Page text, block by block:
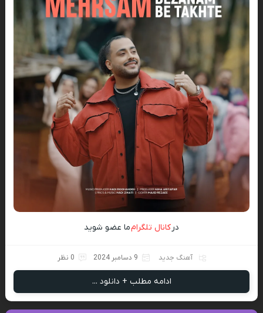
درکانال تلگرامما عضو شوید
آهنگ جدید 9 دسامبر 2024 0 نظر
ادامه مطلب + دانلود ...